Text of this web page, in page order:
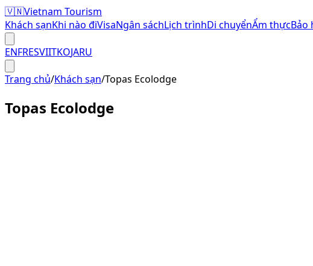
🇻🇳Vietnam Tourism
Khách sạnKhi nào điVisaNgân sáchLịch trìnhDi chuyểnẨm thựcBảo
ENFRESVIITKOJARU
Trang chủ/Khách sạn/Topas Ecolodge
Topas Ecolodge